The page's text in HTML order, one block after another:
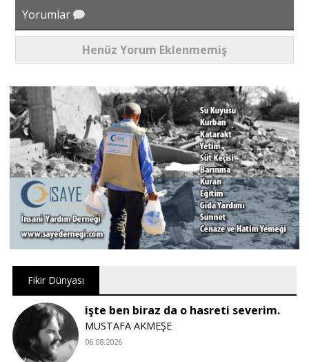
Yorumlar
Henüz Yorum Eklenmemiş
Fikir Dünyası
işte ben biraz da o hasreti severim.
MUSTAFA AKMEŞE
06.08.2026